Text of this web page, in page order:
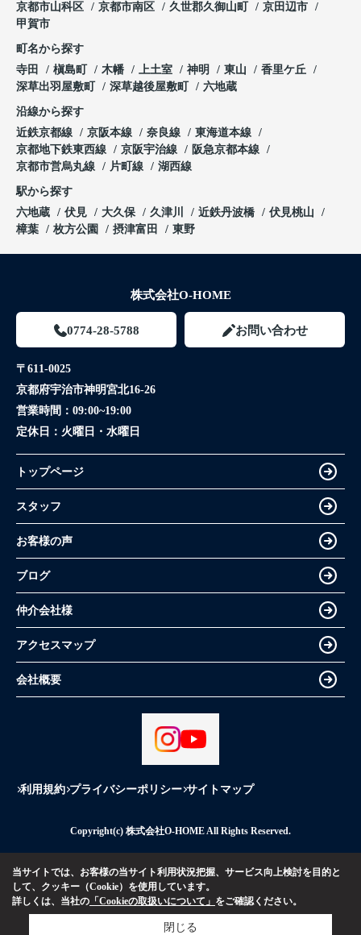
京都市山科区
京都市南区 久世郡久御山町
京田辺市
甲賀市
町名から探す
寺田
槇島町 木幡 上土室 神明 東山
香里ケ丘
深草出羽屋敷町
深草越後屋敷町 六地蔵
沿線から探す
近鉄京都線
京阪本線 奈良線
東海道本線
京都地下鉄東西線
京阪宇治線
阪急京都本線
京都市営烏丸線
片町線 湖西線
駅から探す
六地蔵
伏見 大久保 久津川 近鉄丹波橋
伏見桃山
樟葉
枚方公園 摂津富田 東野
株式会社O-HOME
0774-28-5788 お問い合わせ
〒611-0025
京都府宇治市神明宮北16-26
営業時間： 09:00~19:00
定休日： 火曜日・水曜日
トップページ
スタッフ
お客様の声
ブログ
仲介会社様
アクセスマップ
会社概要
利用規約 プライバシーポリシー サイトマップ
Copyright(c) 株式会社O-HOME All Rights Reserved.
当サイトでは、お客様の当サイト利用状況把握、サービス向上検討を目的と
して、クッキー（Cookie）を使用しています。
詳しくは、当社の 「Cookieの取扱いについて」 をご確認ください。
閉じる